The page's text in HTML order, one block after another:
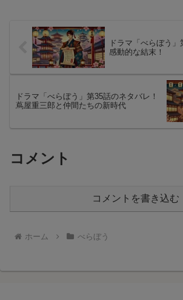
ドラマ「べらぼう」
感動的な結末！
ドラマ「べらぼう」第35話のネタバレ！
蔦屋重三郎と仲間たちの新時代
コメント
コメントを書き込む
ホーム べらぼう